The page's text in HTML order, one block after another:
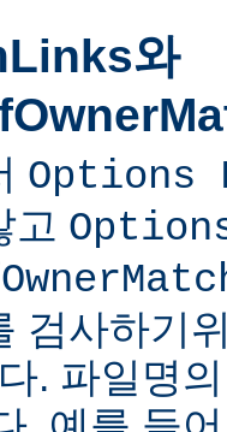
와
Options
고
검사하기
. 파일명